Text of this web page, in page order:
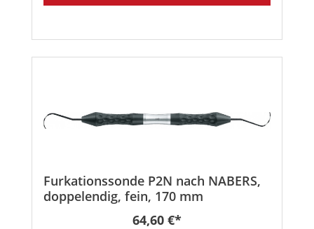
Furkationssonde P2N nach NABERS,
doppelendig, fein, 170 mm
Regulärer Preis:
64,60 €*